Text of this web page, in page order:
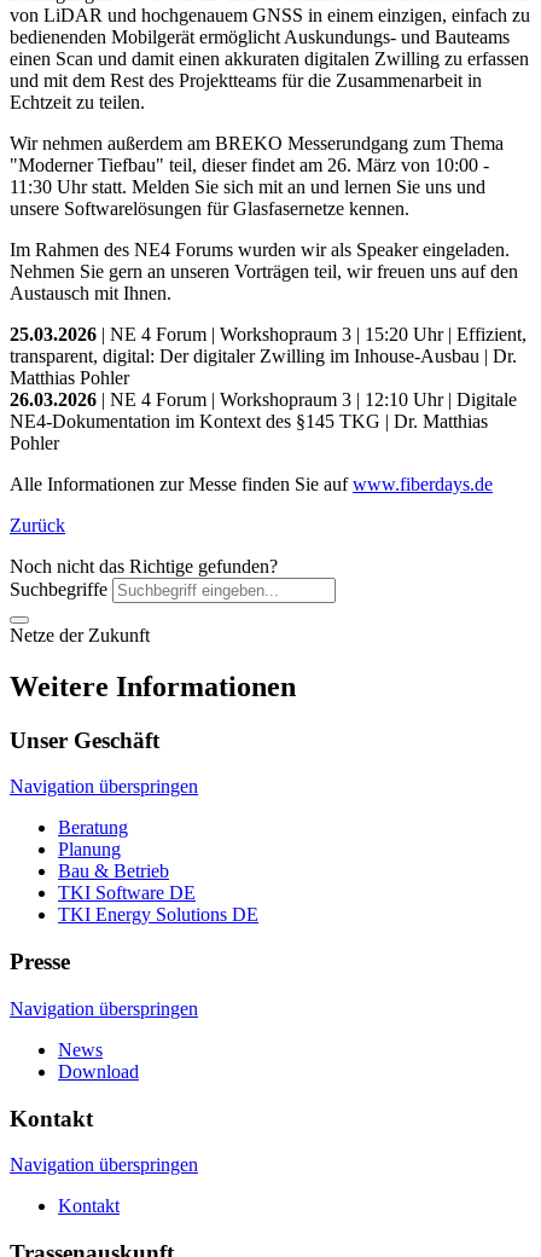
von LiDAR und hochgenauem GNSS in einem einzigen, einfach zu
bedienenden Mobilgerät ermöglicht Auskundungs- und Bauteams
einen Scan und damit einen akkuraten digitalen Zwilling zu erfassen
und mit dem Rest des Projektteams für die Zusammenarbeit in
Echtzeit zu teilen.
Wir nehmen außerdem am BREKO Messerundgang zum Thema
"Moderner Tiefbau" teil, dieser findet am 26. März von 10:00 -
11:30 Uhr statt. Melden Sie sich mit an und lernen Sie uns und
unsere Softwarelösungen für Glasfasernetze kennen.
Im Rahmen des NE4 Forums wurden wir als Speaker eingeladen.
Nehmen Sie gern an unseren Vorträgen teil, wir freuen uns auf den
Austausch mit Ihnen.
25.03.2026 | NE 4 Forum | Workshopraum 3 | 15:20 Uhr | Effizient,
transparent, digital: Der digitaler Zwilling im Inhouse-Ausbau | Dr.
Matthias Pohler
26.03.2026 | NE 4 Forum | Workshopraum 3 | 12:10 Uhr | Digitale
NE4-Dokumentation im Kontext des §145 TKG | Dr. Matthias
Pohler
Alle Informationen zur Messe finden Sie aufwww.fiberdays.de
Zurück
Noch nicht das Richtige gefunden?
Suchbegriffe
Netze der Zukunft
Weitere Informationen
Unser Geschäft
Navigation überspringen
Beratung
Planung
Bau & Betrieb
TKI Software DE
TKI Energy Solutions DE
Presse
Navigation überspringen
News
Download
Kontakt
Navigation überspringen
Kontakt